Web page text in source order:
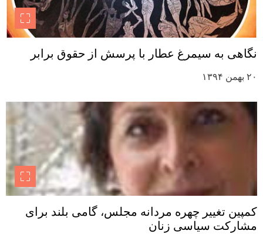
نگاهی به سیمرغ عطار با پرسش از حقوق برابر
۲۰ بهمن ۱۳۹۴
کمپین تغییر چهره مردانه مجلس، گامی بلند برای
مشارکت سیاسی زنان